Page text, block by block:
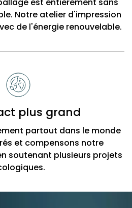
est entièrement sans
Notre atelier d'impression
de l'énergie renouvelable.
plus grand
partout dans le monde
et compensons notre
soutenant plusieurs projets